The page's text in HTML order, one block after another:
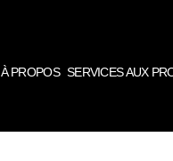
À PROPOS SERVICES AUX